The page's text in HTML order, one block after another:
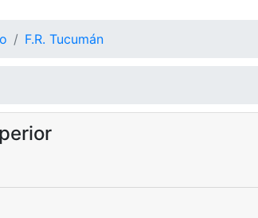
F.R. Tucumán